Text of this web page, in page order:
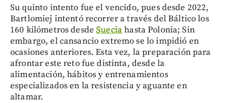
Su quinto intento fue el vencido, pues desde 2022,
Bartlomiej intentó recorrer a través del Báltico los
160 kilómetros desdeSueciahasta Polonia; Sin
embargo, el cansancio extremo se lo impidió en
ocasiones anteriores. Esta vez, la preparación para
afrontar este reto fue distinta, desde la
alimentación, hábitos y entrenamientos
especializados en la resistencia y aguante en
altamar.